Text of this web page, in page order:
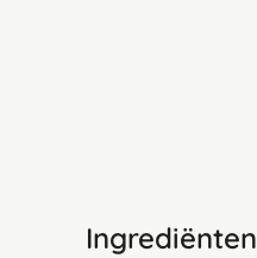
Ingrediënten